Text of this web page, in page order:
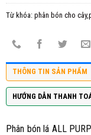
Từ khóa: phân bón cho
THÔNG TIN SẢN PHẨM
HƯỚNG DẪN THANH
Phân bón lá ALL